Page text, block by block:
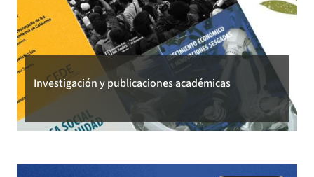
Investigación y publicaciones académicas